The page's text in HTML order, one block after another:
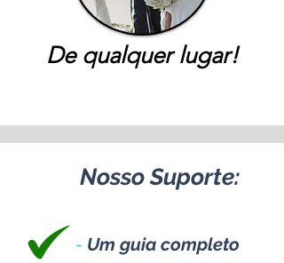
De qualquer lugar!
Nosso Suporte:
- Um guia completo